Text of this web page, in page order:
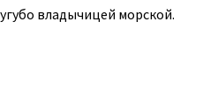
владычицей морской.